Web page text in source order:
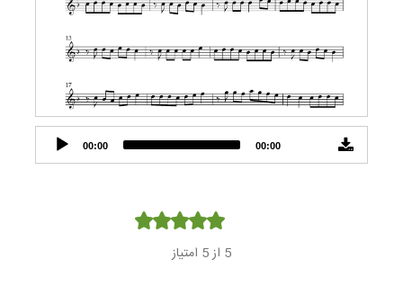
Audio
Player
00:00 00:00
5 از 5 امتیاز